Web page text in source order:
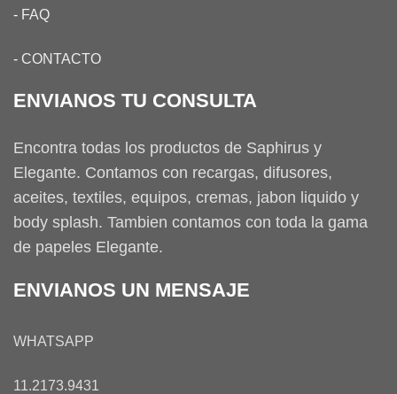
- FAQ
- CONTACTO
ENVIANOS TU CONSULTA
Encontra todas los productos de Saphirus y
Elegante. Contamos con recargas, difusores,
aceites, textiles, equipos, cremas, jabon liquido y
body splash. Tambien contamos con toda la gama
de papeles Elegante.
ENVIANOS UN MENSAJE
WHATSAPP
11.2173.9431